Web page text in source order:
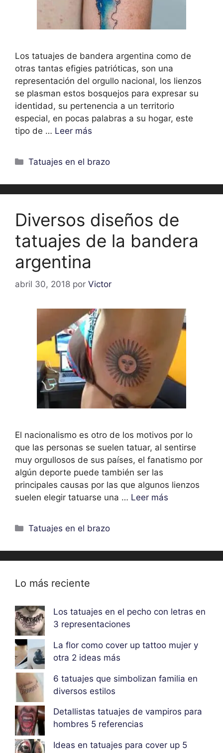
Los tatuajes de bandera argentina como de
otras tantas efigies patrióticas, son una
representación del orgullo nacional, los lienzos
se plasman estos bosquejos para expresar su
identidad, su pertenencia a un territorio
especial, en pocas palabras a su hogar, este
tipo de … Leer más
Categorías
Tatuajes en el brazo
Diversos diseños de
tatuajes de la bandera
argentina
abril 30, 2018 por Victor
El nacionalismo es otro de los motivos por lo
que las personas se suelen tatuar, al sentirse
muy orgullosos de sus países, el fanatismo por
algún deporte puede también ser las
principales causas por las que algunos lienzos
suelen elegir tatuarse una … Leer más
Categorías
Tatuajes en el brazo
Lo más reciente
Los tatuajes en el pecho con letras en
3 representaciones
La flor como cover up tattoo mujer y
otra 2 ideas más
6 tatuajes que simbolizan familia en
diversos estilos
Detallistas tatuajes de vampiros para
hombres 5 referencias
Ideas en tatuajes para cover up 5